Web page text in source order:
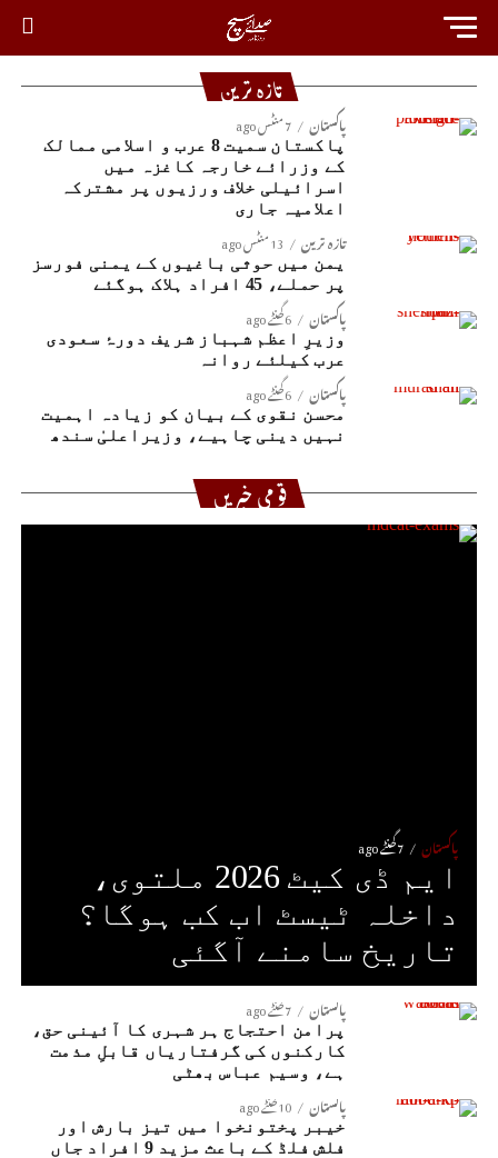
تازہ ترین
پاکستان 7 منٹس ago
پاکستان سمیت 8 عرب و اسلامی ممالک
کے وزرائے خارجہ کاغزہ میں
اسرائیلی خلاف ورزیوں پر مشترکہ
اعلامیہ جاری
تازہ ترین 13 منٹس ago
یمن میں حوثی باغیوں کے یمنی فورسز
پر حملے، 45 افراد ہلاک ہوگئے
پاکستان 6 گھنٹے ago
وزیرِ اعظم شہباز شریف دورۂ سعودی
عرب کیلئے روانہ
پاکستان 6 گھنٹے ago
محسن نقوی کے بیان کو زیادہ اہمیت
نہیں دینی چاہیے، وزیراعلیٰ سندھ
قومی خبریں
پاکستان 7 گھنٹے ago
ایم ڈی کیٹ 2026 ملتوی،
داخلہ ٹیسٹ اب کب ہوگا؟
تاریخ سامنے آگئی
پاکستان 7 گھنٹے ago
پرامن احتجاج ہر شہری کا آئینی حق،
کارکنوں کی گرفتاریاں قابلِ مذمت
ہے، وسیم عباس بھٹی
پاکستان 10 گھنٹے ago
خیبر پختونخوا میں تیز بارش اور
فلش فلڈ کے باعث مزید 9 افراد جاں